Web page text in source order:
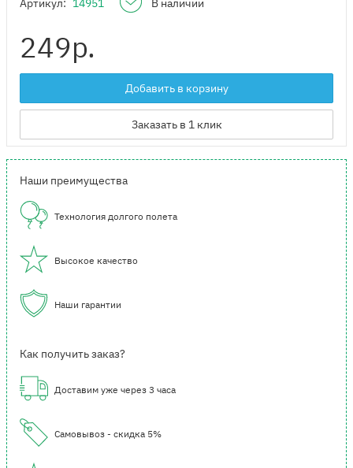
Артикул: 14951 В наличии
249р.
Добавить в корзину
Заказать в 1 клик
Наши преимущества
Технология долгого полета
Высокое качество
Наши гарантии
Как получить заказ?
Доставим уже через 3 часа
Самовывоз - скидка 5%